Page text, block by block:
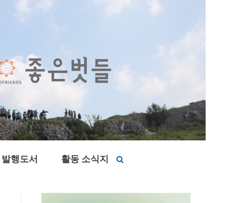
발행도서 활동 소식지